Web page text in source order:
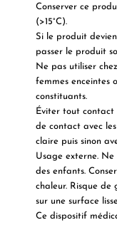
Conserver ce
(>15°C).
Si le produit
passer le produit
Ne pas utiliser
femmes enceintes
constituants.
Éviter tout contact
de contact avec
claire puis sinon
Usage externe.
des enfants.
chaleur. Risque de
sur une surface
Ce dispositif